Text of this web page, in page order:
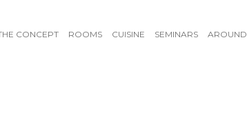
CONCEPT ROOMS CUISINE SEMINARS AROUND